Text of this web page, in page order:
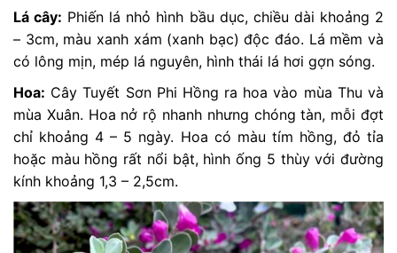
Lá cây: Phiến lá nhỏ hình bầu dục, chiều dài khoảng 2
– 3cm, màu xanh xám (xanh bạc) độc đáo. Lá mềm và
có lông mịn, mép lá nguyên, hình thái lá hơi gợn sóng.
Hoa: Cây Tuyết Sơn Phi Hồng ra hoa vào mùa Thu và
mùa Xuân. Hoa nở rộ nhanh nhưng chóng tàn, mỗi đợt
chỉ khoảng 4 – 5 ngày. Hoa có màu tím hồng, đỏ tỉa
hoặc màu hồng rất nổi bật, hình ống 5 thùy với đường
kính khoảng 1,3 – 2,5cm.